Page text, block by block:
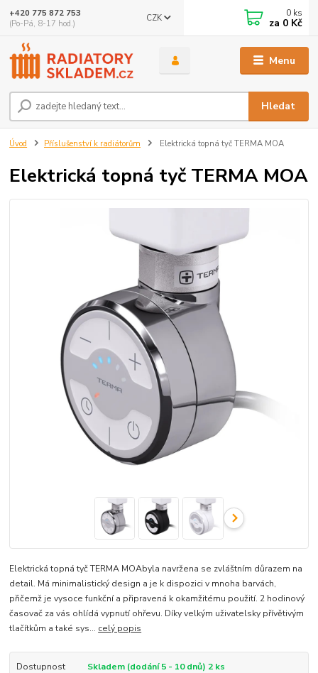
Menu
CZK
Hledat
+420 775 872 753
(Po-Pá, 8-17 hod.)
0 ks
za 0 Kč
Úvod Příslušenství k radiátorům Elektrická topná tyč TERMA MOA
Elektrická topná tyč TERMA MOA
Elektrická topná tyč TERMA MOAbyla navržena se zvláštním důrazem na
detail. Má minimalistický design a je k dispozici v mnoha barvách,
přičemž je vysoce funkční a připravená k okamžitému použití. 2 hodinový
časovač za vás ohlídá vypnutí ohřevu. Díky velkým uživatelsky přívětivým
tlačítkům a také sys... celý popis
Dostupnost
Skladem (dodání 5 - 10 dnů) 2 ks